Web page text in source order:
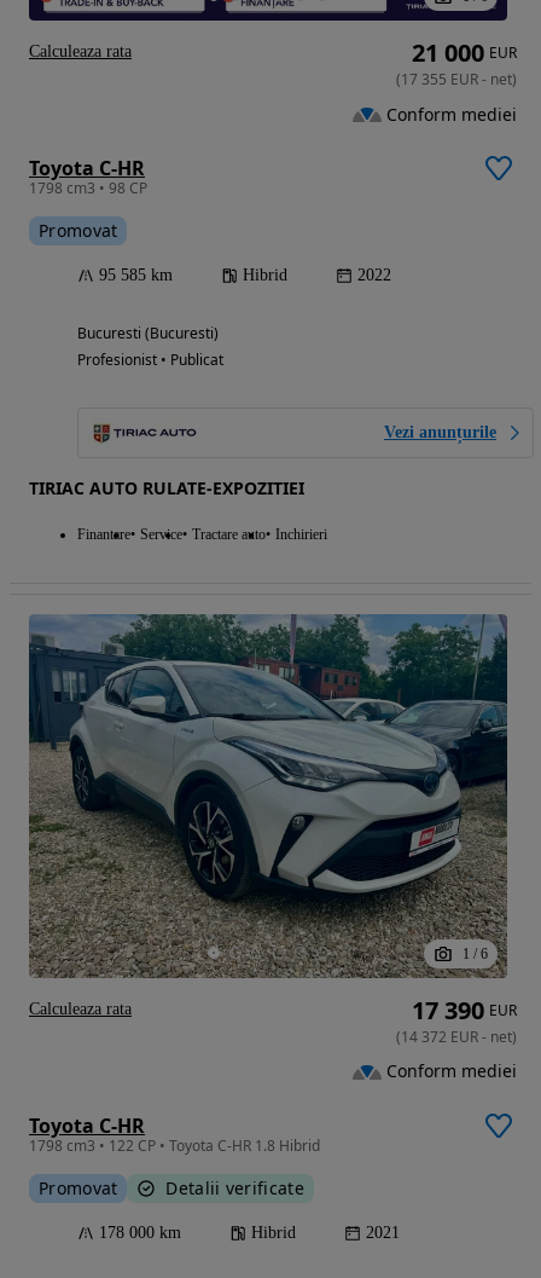
Toyota C-HR
1798 cm3 • 98 CP
Promovat
95 585 km Hibrid 2022
Bucuresti (Bucuresti)
Profesionist • Publicat
Vezi anunțurile
TIRIAC AUTO RULATE-EXPOZITIEI
Finantare Service Tractare auto Inchirieri
21 000 EUR
(17 355 EUR- net)
Conform mediei
Calculeaza rata
1 / 6
Toyota C-HR
1798 cm3 • 122 CP • Toyota C-HR 1.8 Hibrid
Promovat Detalii verificate
178 000 km Hibrid 2021
17 390 EUR
(14 372 EUR- net)
Conform mediei
Calculeaza rata